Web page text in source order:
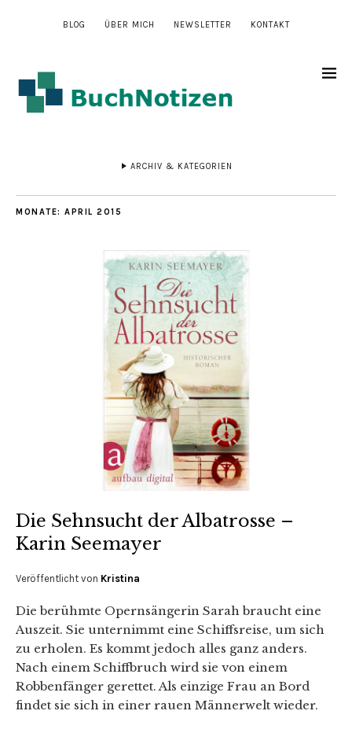
BLOG ÜBER MICH NEWSLETTER KONTAKT
ARCHIV & KATEGORIEN
MONATE: APRIL 2015
Die Sehnsucht der Albatrosse –
Karin Seemayer
Veröffentlicht von Kristina
Die berühmte Opernsängerin Sarah braucht eine
Auszeit. Sie unternimmt eine Schiffsreise, um sich
zu erholen. Es kommt jedoch alles ganz anders.
Nach einem Schiffbruch wird sie von einem
Robbenfänger gerettet. Als einzige Frau an Bord
findet sie sich in einer rauen Männerwelt wieder.